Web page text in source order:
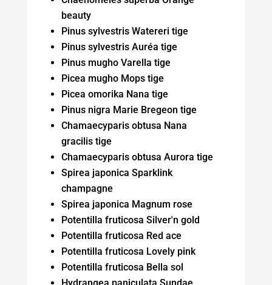
beauty
Pinus sylvestris Watereri tige
Pinus sylvestris Auréa tige
Pinus mugho Varella tige
Picea mugho Mops tige
Picea omorika Nana tige
Pinus nigra Marie Bregeon tige
Chamaecyparis obtusa Nana
gracilis tige
Chamaecyparis obtusa Aurora tige
Spirea japonica Sparklink
champagne
Spirea japonica Magnum rose
Potentilla fruticosa Silver'n gold
Potentilla fruticosa Red ace
Potentilla fruticosa Lovely pink
Potentilla fruticosa Bella sol
Hydrangea paniculata Sundae